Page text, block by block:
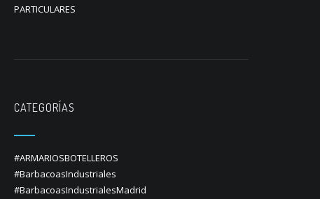
PARTICULARES
CATEGORÍAS
#ARMARIOSBOTELLEROS
#BarbacoasIndustriales
#BarbacoasIndustrialesMadrid